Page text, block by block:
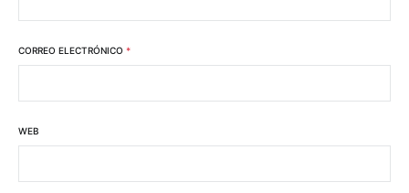
CORREO ELECTRÓNICO *
WEB